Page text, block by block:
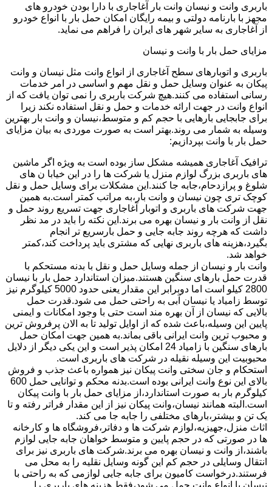
باربری وانت و نیسان وانت بار آغاجاری با دارا بودن خودرو های
مجهز با بارنامه دولتی و بیمه رایگان امکان حمل بار با انواع خودرو
از آغاجاری به سایر شهر های ایران را فراهم می نماید.
مزایای حمل بار با وانت و نیسان
باربری و اتوبارهای سطح آغاجاری از انواع وانت مثل نیسان و وانت
پیکان به عنوان وسایل حمل و نقل مهم و اساسی در امر خدمات
رسانی استفاده می کنند.هیچ شرکت باربری را نمی توان یافت که از
انواع وانت در جهت ارائه خدمات و حمل و نقل استفاده نکند زیرا
برای جابجایی بارهایی با حجم کم و متوسط،نیسان و وانت بار بهترین
وسیله به شمار می روند.بهتر است به صورت موردی به بیان مزایای
حمل بار با وانت بپردازیم:
ترافیک آغاجاری همیشه مشکل ساز بوده است به ویژه اگر ماشین
های باربری بزرگ لوازم منزل یا شرکت ها را در این خیابا ن های
شلوغ و پرازدحام،جابه جا کنند.این مشکلات برای وسایل حمل و نقل
کوچک تری چون نیسان و وانت بار،به مراتب کمتر است.به همین
جهت شرکت های باربری و اتوبار آغاجاری جهت تسریع روند حمل و
نقل از وانت بار و نیسان بهره می برند.این نکته را باید در مد نظر
داشت که هرچه روند جابه جایی و حمل بارسریع تر انجام
بگیرد،هزینه های باربری نهایی که مشتری باید پرداخت کند،کمتر
خواهد شد.
وانت بار و نیسان از جمله وسایل حمل و نقل با بدنه مستحکم با
قدرت حمل بارهای سنگین هستند.میزان استاندارد حمل بار با نیسان
2800 کیلو است اما دوبرابر این مقدار یعنی حدود 5000 کیلوگرم نیز
توسط زامیاد یا نیسان آبی به راحتی حمل می شود.قدرت حمل
بالایی که نیسان از آن بهره مند است حتی با وجود امکانات و ایمنی
پایین این وسیله،باعث شده که از اوایل تولید تا به الان پرفروش ترین
و محبوب ترین وانت ایرانی باقی بماند.به همین جهت امکان حمل
بارهای سنگین با زامیاد 24 امکان پذیر است و این یکی دیگر از دلایل
محبوبیت این وسیله نقیله در شرکت های باربری است.
استحکام و جان سختی وانت پیکان نیز همواره باعث جذب و فروش
بالای این نوع وانت ایرانی بوده است.بدنه محکم و توانایی حمل 600
کیلوگرم بار به صورت استاندارد،از مزایای حمل بار با وانت پیکان
است.البته همانند نیسان،وانت پیکان نیز از این مقدار فراتر رفته و تا
یک تن و بیشتر،بارهای مختلفی را جابه جا می کند.
اثاث منزل،جهیزیه،لوازم شرکت ها و دفاتر،فروشگاه ها و کارخانه
ها در صورتی که در حجم پایین و متوسط خواهان جابه جایی لوازم
باشند،از وانت و نیسان بهره می برند.شرکت های باربری نیز برای
انتقال وسایلی در حجم کم این گونه وسایل نقلیه را به محل می
فرستند.درخواست کامیون برای جابه جایی لوازمی که به راحتی با
نیسان یا انواع وانت حمل می شود،فقط هزینه های باربری را